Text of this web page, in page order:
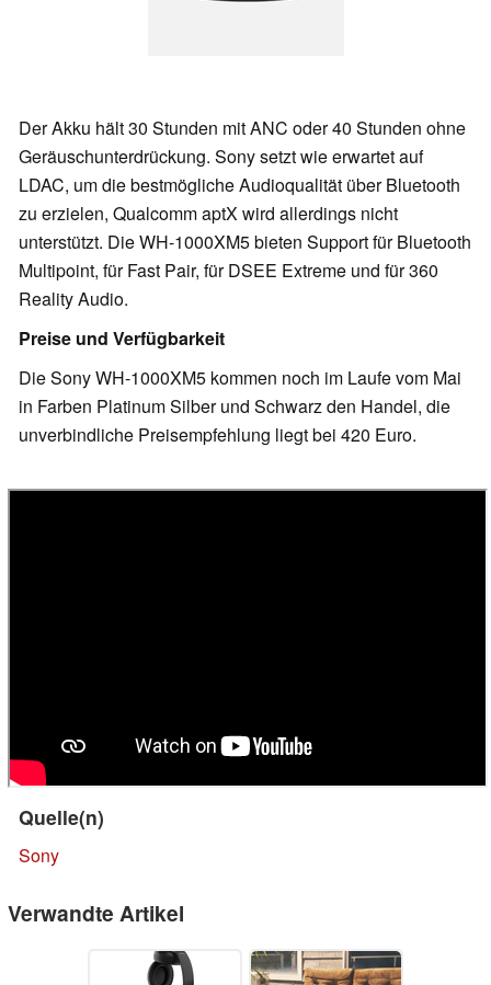
Der Akku hält 30 Stunden mit ANC oder 40 Stunden ohne
Geräuschunterdrückung. Sony setzt wie erwartet auf
LDAC, um die bestmögliche Audioqualität über Bluetooth
zu erzielen, Qualcomm aptX wird allerdings nicht
unterstützt. Die WH-1000XM5 bieten Support für Bluetooth
Multipoint, für Fast Pair, für DSEE Extreme und für 360
Reality Audio.
Preise und Verfügbarkeit
Die Sony WH-1000XM5 kommen noch im Laufe vom Mai
in Farben Platinum Silber und Schwarz den Handel, die
unverbindliche Preisempfehlung liegt bei 420 Euro.
Quelle(n)
Sony
Verwandte Artikel